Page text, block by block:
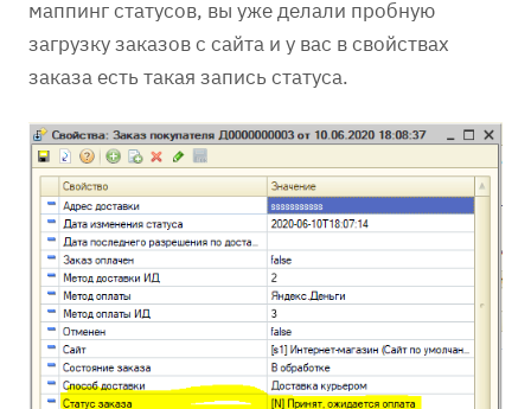
маппинг статусов, вы уже делали пробную
загрузку заказов с сайта и у вас в свойствах
заказа есть такая запись статуса.